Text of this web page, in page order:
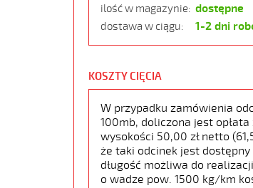
ilość w magazynie: dostępne
dostawa w ciągu: 1-2 dni
KOSZTY CIĘCIA
W przypadku zamówienia
100mb, doliczona jest
wysokości 50,00 zł netto
że taki odcinek jest
długość możliwa do
o wadze pow. 1500 kg/km